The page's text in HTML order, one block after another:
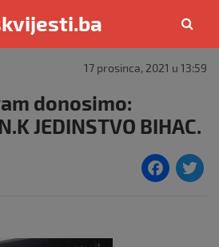
17 prosinca, 2021 u 13:59
donosimo:
JEDINSTVO BIHAC.
F